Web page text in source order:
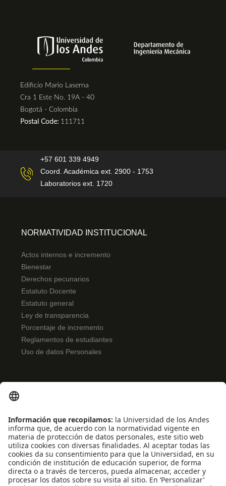
Edificio Mario Laserna
Cra 1 Este No. 19A - 40
Bogotá - Colombia
Postal Code: 111711
+57 601 339 4949
Coord. Académica ext. 2900 - 1753
Laboratorios ext. 1720
NORMATIVIDAD INSTITUCIONAL
Actos internos e incremento
Bienestar
Derechos pecunarios
Estatuto Docente
Estatuto general
Ley de transparencia
Porcentaje de incremento
Reglamentos de estudiantes
Uso de datos Personales
Noticias
Eventos
Profesores
Iniciativas estudiantiles
Escuela Internacional de Verano
Apoyo financiero